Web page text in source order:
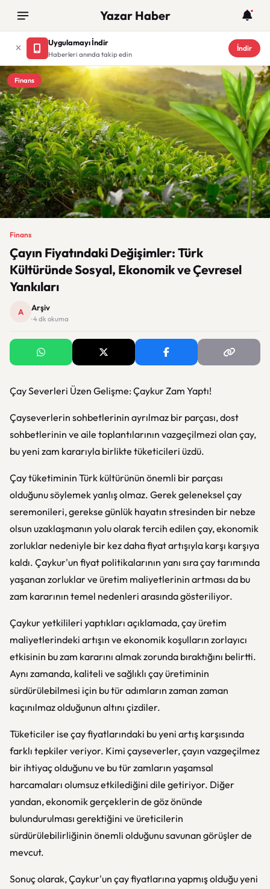
Yazar Haber
Uygulamayı İndir
Haberleri anında takip edin
İndir
Finans
Finans
Çayın Fiyatındaki Değişimler: Türk
Kültüründe Sosyal, Ekonomik ve Çevresel
Yankıları
A Arşiv
· 4 dk okuma
Çay Severleri Üzen Gelişme: Çaykur Zam Yaptı!
Çayseverlerin sohbetlerinin ayrılmaz bir parçası, dost
sohbetlerinin ve aile toplantılarının vazgeçilmezi olan çay,
bu yeni zam kararıyla birlikte tüketicileri üzdü.
Çay tüketiminin Türk kültürünün önemli bir parçası
olduğunu söylemek yanlış olmaz. Gerek geleneksel çay
seremonileri, gerekse günlük hayatın stresinden bir nebze
olsun uzaklaşmanın yolu olarak tercih edilen çay, ekonomik
zorluklar nedeniyle bir kez daha fiyat artışıyla karşı karşıya
kaldı. Çaykur'un fiyat politikalarının yanı sıra çay tarımında
yaşanan zorluklar ve üretim maliyetlerinin artması da bu
zam kararının temel nedenleri arasında gösteriliyor.
Çaykur yetkilileri yaptıkları açıklamada, çay üretim
maliyetlerindeki artışın ve ekonomik koşulların zorlayıcı
etkisinin bu zam kararını almak zorunda bıraktığını belirtti.
Aynı zamanda, kaliteli ve sağlıklı çay üretiminin
sürdürülebilmesi için bu tür adımların zaman zaman
kaçınılmaz olduğunun altını çizdiler.
Tüketiciler ise çay fiyatlarındaki bu yeni artış karşısında
farklı tepkiler veriyor. Kimi çayseverler, çayın vazgeçilmez
bir ihtiyaç olduğunu ve bu tür zamların yaşamsal
harcamaları olumsuz etkilediğini dile getiriyor. Diğer
yandan, ekonomik gerçeklerin de göz önünde
bulundurulması gerektiğini ve üreticilerin
sürdürülebilirliğinin önemli olduğunu savunan görüşler de
mevcut.
Sonuç olarak, Çaykur'un çay fiyatlarına yapmış olduğu yeni